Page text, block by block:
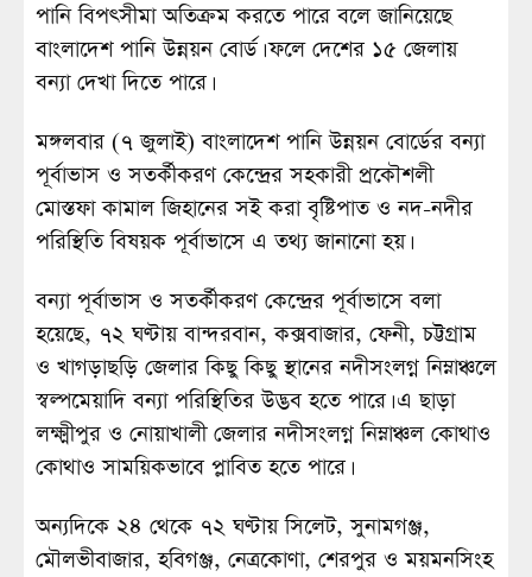
পানি বিপৎসীমা অতিক্রম করতে পারে বলে জানিয়েছে
বাংলাদেশ পানি উন্নয়ন বোর্ড। ফলে দেশের ১৫ জেলায়
বন্যা দেখা দিতে পারে।
মঙ্গলবার (৭ জুলাই) বাংলাদেশ পানি উন্নয়ন বোর্ডের বন্যা
পূর্বাভাস ও সতর্কীকরণ কেন্দ্রের সহকারী প্রকৌশলী
মোস্তফা কামাল জিহানের সই করা বৃষ্টিপাত ও নদ-নদীর
পরিস্থিতি বিষয়ক পূর্বাভাসে এ তথ্য জানানো হয়।
বন্যা পূর্বাভাস ও সতর্কীকরণ কেন্দ্রের পূর্বাভাসে বলা
হয়েছে, ৭২ ঘণ্টায় বান্দরবান, কক্সবাজার, ফেনী, চট্টগ্রাম
ও খাগড়াছড়ি জেলার কিছু কিছু স্থানের নদীসংলগ্ন নিম্নাঞ্চলে
স্বল্পমেয়াদি বন্যা পরিস্থিতির উদ্ভব হতে পারে। এ ছাড়া
লক্ষ্মীপুর ও নোয়াখালী জেলার নদীসংলগ্ন নিম্নাঞ্চল কোথাও
কোথাও সাময়িকভাবে প্লাবিত হতে পারে।
অন্যদিকে ২৪ থেকে ৭২ ঘণ্টায় সিলেট, সুনামগঞ্জ,
মৌলভীবাজার, হবিগঞ্জ, নেত্রকোণা, শেরপুর ও ময়মনসিংহ